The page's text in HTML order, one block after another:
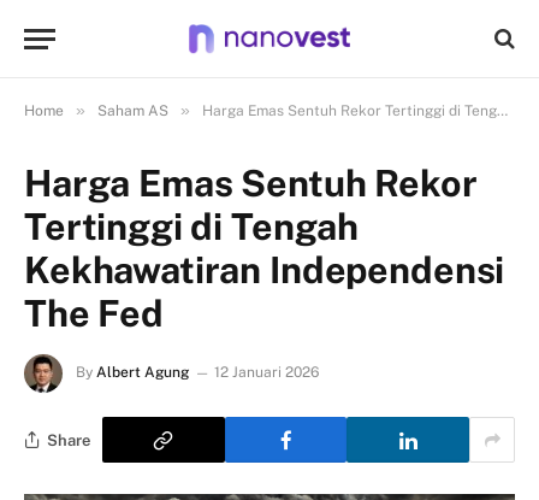
Home » Saham AS » Harga Emas Sentuh Rekor Tertinggi di Tengah Kekhawatiran Independensi The Fed
Harga Emas Sentuh Rekor
Tertinggi di Tengah
Kekhawatiran Independensi
The Fed
By Albert Agung 12 Januari 2026
Share